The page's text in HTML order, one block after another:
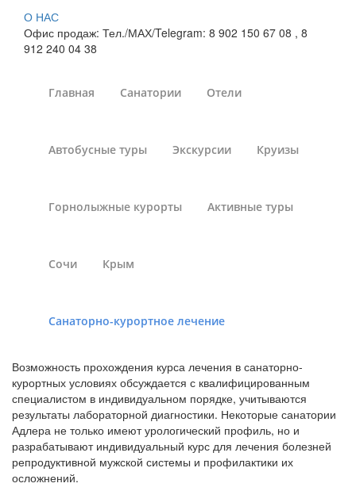
О НАС
Офис продаж: Тел./МАХ/Telegram: 8 902 150 67 08 , 8
912 240 04 38
Главная Санатории Отели
Автобусные туры Экскурсии Круизы
Горнолыжные курорты Активные туры
Сочи Крым
Санаторно-курортное лечение
Лечение
андрологических
заболеваний в
санаториях Адлера
Санатории России
Возможность прохождения курса лечения в санаторно-
курортных условиях обсуждается с квалифицированным
специалистом в индивидуальном порядке, учитываются
результаты лабораторной диагностики. Некоторые санатории
Адлера не только имеют урологический профиль, но и
разрабатывают индивидуальный курс для лечения болезней
репродуктивной мужской системы и профилактики их
осложнений.